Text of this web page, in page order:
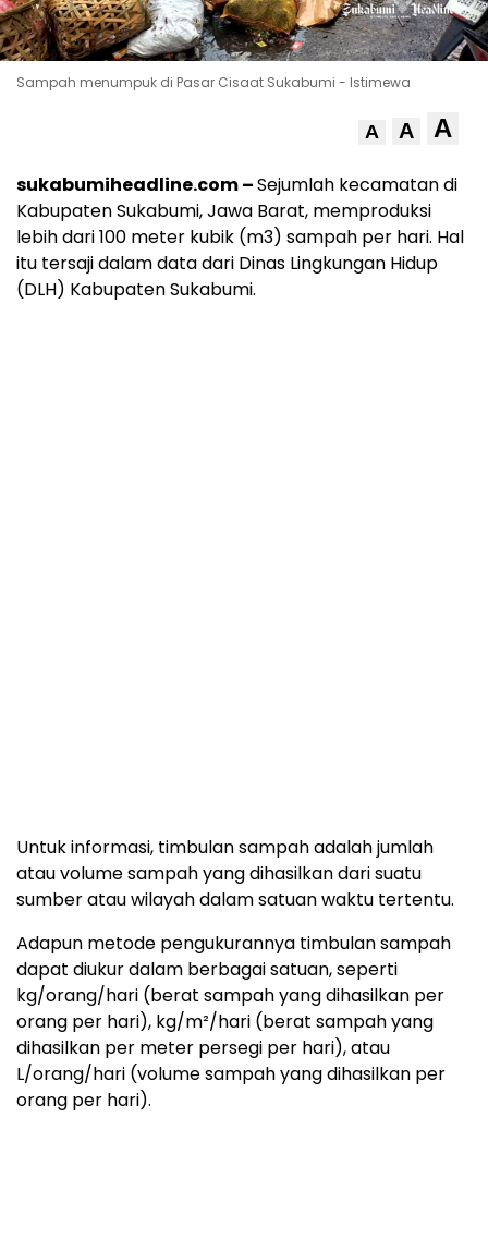
Sampah menumpuk di Pasar Cisaat Sukabumi - Istimewa
A A A
sukabumiheadline.com –Sejumlah kecamatan di
Kabupaten Sukabumi, Jawa Barat, memproduksi
lebih dari 100 meter kubik (m3) sampah per hari. Hal
itu tersaji dalam data dari Dinas Lingkungan Hidup
(DLH) Kabupaten Sukabumi.
Untuk informasi, timbulan sampah adalah jumlah
atau volume sampah yang dihasilkan dari suatu
sumber atau wilayah dalam satuan waktu tertentu.
Adapun metode pengukurannya timbulan sampah
dapat diukur dalam berbagai satuan, seperti
kg/orang/hari (berat sampah yang dihasilkan per
orang per hari), kg/m²/hari (berat sampah yang
dihasilkan per meter persegi per hari), atau
L/orang/hari (volume sampah yang dihasilkan per
orang per hari).